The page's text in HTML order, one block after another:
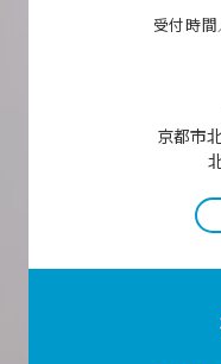
受付時
京都市